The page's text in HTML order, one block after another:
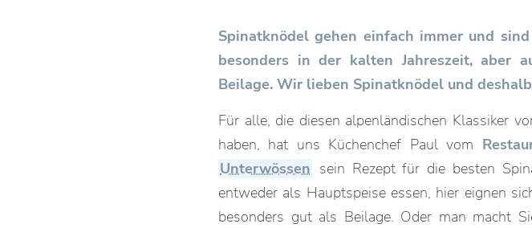
Spinatknödel gehen einfach immer und
besonders in der kalten Jahreszeit, aber
Beilage. Wir lieben Spinatknödel und
Für alle, die diesen alpenländischen Klassiker
haben, hat uns Küchenchef Paul vom
Unterwössen sein Rezept für die besten
entweder als Hauptspeise essen, hier eignen
besonders gut als Beilage. Oder man macht